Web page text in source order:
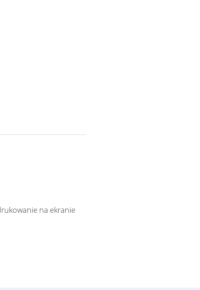
na ekranie